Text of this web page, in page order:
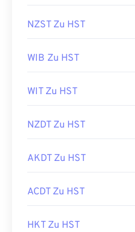
NZST Zu HST
WIB Zu HST
WIT Zu HST
NZDT Zu HST
AKDT Zu HST
ACDT Zu HST
HKT Zu HST